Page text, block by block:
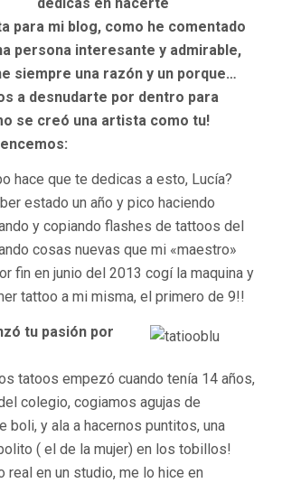
para mi blog, como he comentado
persona interesante y admirable,
siempre una razón y un porque…
a desnudarte por dentro para
se creó una artista como tu!
hace que te dedicas a esto, Lucía?
estado un año y pico haciendo
y copiando flashes de tattoos del
cosas nuevas que mi «maestro»
fin en junio del 2013 cogí la maquina y
tattoo a mi misma, el primero de 9!!
tu pasión por
tatoos empezó cuando tenía 14 años,
colegio, cogiamos agujas de
boli, y ala a hacernos puntitos, una
( el de la mujer) en los tobillos!
real en un studio, me lo hice en